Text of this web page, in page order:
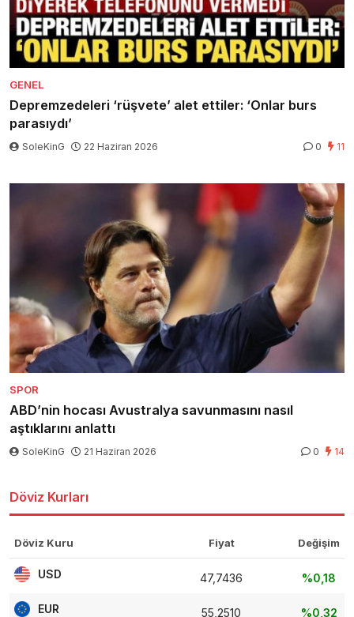
GENEL
Depremzedeleri ‘rüşvete’ alet ettiler: ‘Onlar burs
parasıydı’
SoleKinG 22 Haziran 2026 0 11
SPOR
ABD’nin hocası Avustralya savunmasını nasıl
aştıklarını anlattı
SoleKinG 21 Haziran 2026 0 14
Döviz Kurları
Döviz Kuru Fiyat Değişim
USD 47,7436 %0,18
EUR 55,2510 %0,32